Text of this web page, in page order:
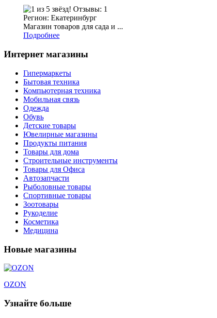
Отзывы: 1
Регион: Екатеринбург
Магазин товаров для сада и ...
Подробнее
Интернет магазины
Гипермаркеты
Бытовая техника
Компьютерная техника
Мобильная связь
Одежда
Обувь
Детские товары
Ювелирные магазины
Продукты питания
Товары для дома
Строительные инструменты
Товары для Офиса
Автозапчасти
Рыболовные товары
Спортивные товары
Зоотовары
Рукоделие
Косметика
Медицина
Новые магазины
OZON
Узнайте больше